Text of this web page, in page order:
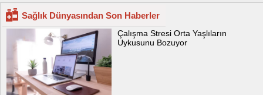
Sağlık Dünyasından Son Haberler
Çalışma Stresi Orta Yaşlıların
Uykusunu Bozuyor